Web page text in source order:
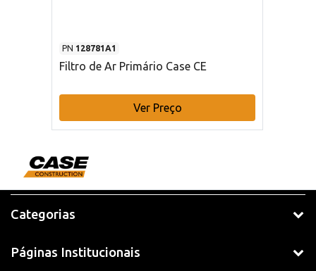
PN 128781A1
Filtro de Ar Primário Case CE
Ver Preço
Categorias
Páginas Institucionais